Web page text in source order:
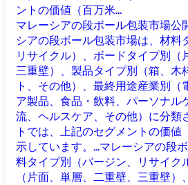
ントの価値（百万米...
マレーシアの段ボール包装市場公
シアの段ボール包装市場は、材料
リサイクル）、ボードタイプ別（
三重壁）、製品タイプ別（箱、木
ト、その他）、最終用途産業別（
ア製品、食品・飲料、パーソナル
流、ヘルスケア、その他）に分類
トでは、上記のセグメントの価値
示しています。...マレーシアの段
料タイプ別（バージン、リサイク
（片面、単層、二重壁、三重壁）